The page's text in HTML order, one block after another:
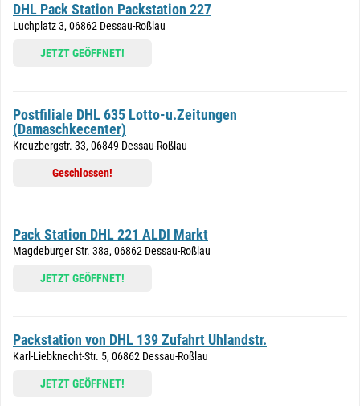
DHL Pack Station Packstation 227
Luchplatz 3, 06862 Dessau-Roßlau
JETZT GEÖFFNET!
Postfiliale DHL 635 Lotto-u.Zeitungen
(Damaschkecenter)
Kreuzbergstr. 33, 06849 Dessau-Roßlau
Geschlossen!
Pack Station DHL 221 ALDI Markt
Magdeburger Str. 38a, 06862 Dessau-Roßlau
JETZT GEÖFFNET!
Packstation von DHL 139 Zufahrt Uhlandstr.
Karl-Liebknecht-Str. 5, 06862 Dessau-Roßlau
JETZT GEÖFFNET!